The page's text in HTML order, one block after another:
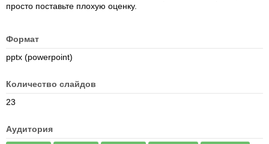
просто поставьте плохую оценку.
Формат
pptx (powerpoint)
Количество слайдов
23
Аудитория